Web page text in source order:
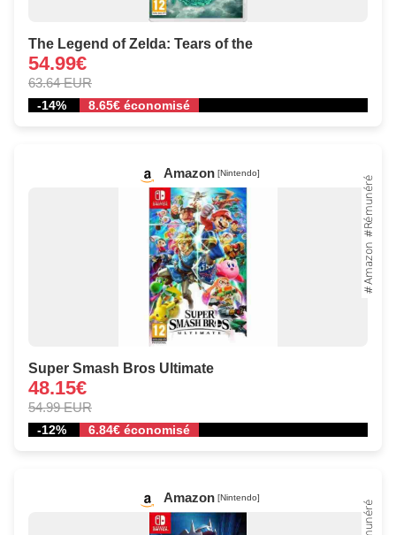
The Legend of Zelda: Tears of the
54.99€
63.64 EUR
-14% 8.65€ économisé
Amazon [Nintendo]
Super Smash Bros Ultimate
48.15€
54.99 EUR
-12% 6.84€ économisé
Amazon [Nintendo]